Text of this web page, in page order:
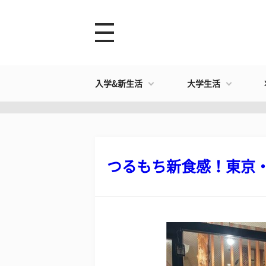
入学&新生活 大学生活
つるもち新食感！東京